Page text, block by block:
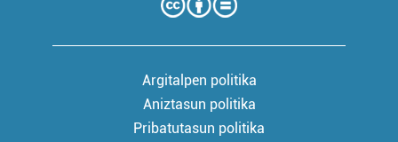
Argitalpen politika
Aniztasun politika
Pribatutasun politika